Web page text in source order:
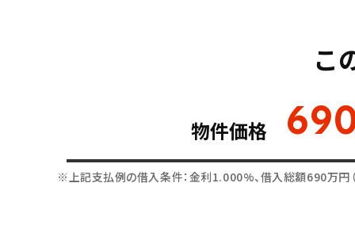
こ
物件価格
※上記支払例の借入条件：金利1.000%、借入総額690万円